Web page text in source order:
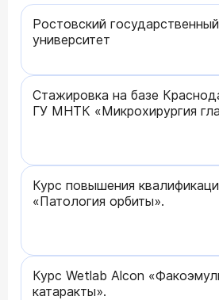
Ростовский
университет
Стажировка на базе
ГУ МНТК «Микрохирургия
Курс повышения
«Патология орбиты».
Курс Wetlab Alcon
катаракты».